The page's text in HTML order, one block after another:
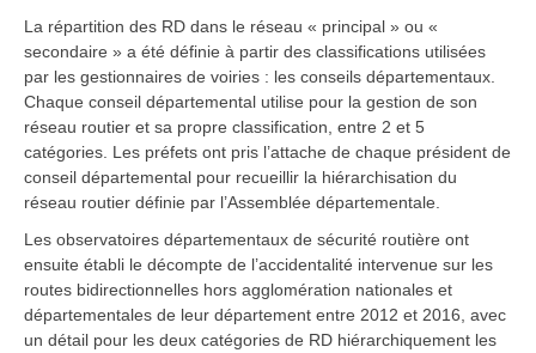
La répartition des RD dans le réseau « principal » ou «
secondaire » a été définie à partir des classifications utilisées
par les gestionnaires de voiries : les conseils départementaux.
Chaque conseil départemental utilise pour la gestion de son
réseau routier et sa propre classification, entre 2 et 5
catégories. Les préfets ont pris l’attache de chaque président de
conseil départemental pour recueillir la hiérarchisation du
réseau routier définie par l’Assemblée départementale.
Les observatoires départementaux de sécurité routière ont
ensuite établi le décompte de l’accidentalité intervenue sur les
routes bidirectionnelles hors agglomération nationales et
départementales de leur département entre 2012 et 2016, avec
un détail pour les deux catégories de RD hiérarchiquement les